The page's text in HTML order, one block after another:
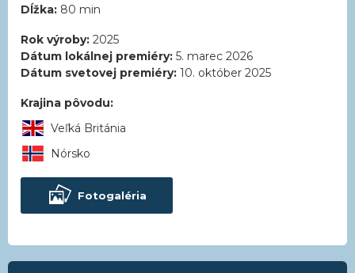
Dĺžka: 80 min
Rok výroby: 2025
Dátum lokálnej premiéry: 5. marec 2026
Dátum svetovej premiéry: 10. október 2025
Krajina pôvodu:
Veľká Británia
Nórsko
Fotogaléria